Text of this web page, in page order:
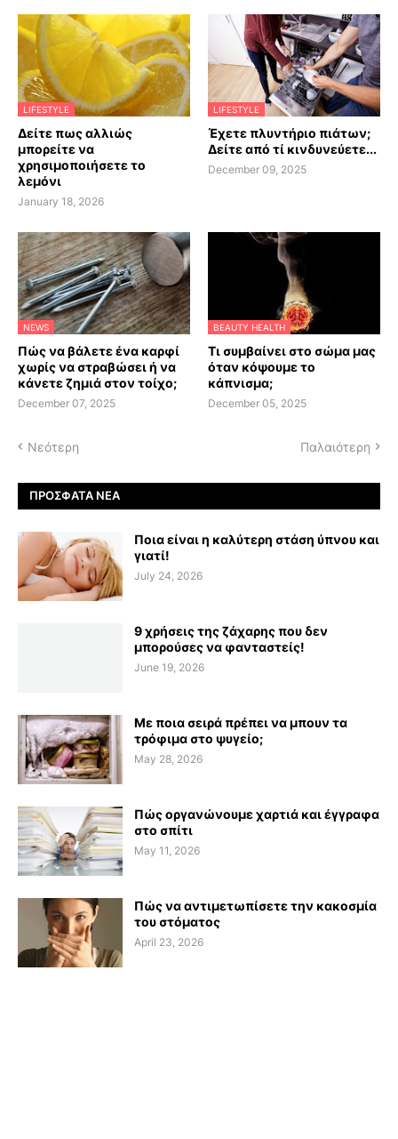
LIFESTYLE
Δείτε πως αλλιώς
μπορείτε να
χρησιμοποιήσετε το
λεμόνι
January 18, 2026
LIFESTYLE
Έχετε πλυντήριο πιάτων;
Δείτε από τί κινδυνεύετε...
December 09, 2025
NEWS
Πώς να βάλετε ένα καρφί
χωρίς να στραβώσει ή να
κάνετε ζημιά στον τοίχο;
December 07, 2025
BEAUTY HEALTH
Τι συμβαίνει στο σώμα μας
όταν κόψουμε το
κάπνισμα;
December 05, 2025
Νεότερη Παλαιότερη
ΠΡΌΣΦΑΤΑ ΝΈΑ
Ποια είναι η καλύτερη στάση ύπνου και
γιατί!
July 24, 2026
9 χρήσεις της ζάχαρης που δεν
μπορούσες να φανταστείς!
June 19, 2026
Με ποια σειρά πρέπει να μπουν τα
τρόφιμα στο ψυγείο;
May 28, 2026
Πώς οργανώνουμε χαρτιά και έγγραφα
στο σπίτι
May 11, 2026
Πώς να αντιμετωπίσετε την κακοσμία
του στόματος
April 23, 2026